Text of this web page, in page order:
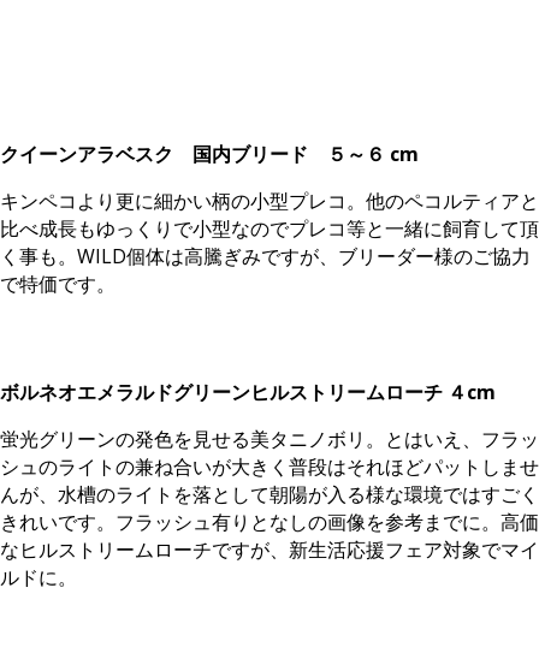
クイーンアラベスク 国内ブリード ５～６ cm
キンペコより更に細かい柄の小型プレコ。他のペコルティアと
比べ成長もゆっくりで小型なのでプレコ等と一緒に飼育して頂
く事も。WILD個体は高騰ぎみですが、ブリーダー様のご協力
で特価です。
ボルネオエメラルドグリーンヒルストリームローチ ４cm
蛍光グリーンの発色を見せる美タニノボリ。とはいえ、フラッ
シュのライトの兼ね合いが大きく普段はそれほどパットしませ
んが、水槽のライトを落として朝陽が入る様な環境ではすごく
きれいです。フラッシュ有りとなしの画像を参考までに。高価
なヒルストリームローチですが、新生活応援フェア対象でマイ
ルドに。